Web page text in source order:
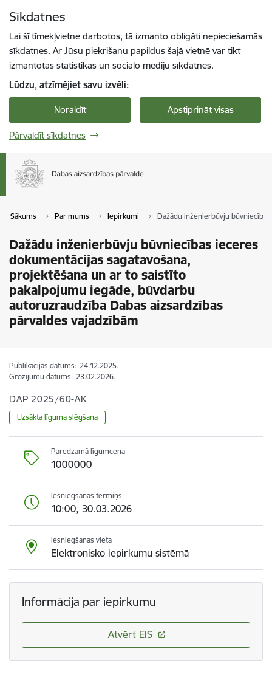
Sīkdatnes
Lai šī tīmekļvietne darbotos, tā izmanto obligāti nepieciešamās
sīkdatnes. Ar Jūsu piekrišanu papildus šajā vietnē var tikt
izmantotas statistikas un sociālo mediju sīkdatnes.
Lūdzu, atzīmējiet savu izvēli:
Noraidīt Apstiprināt visas
Pārvaldīt sīkdatnes
Sākums Par mums Iepirkumi Dažādu inženierbūvju
Dažādu inženierbūvju būvniecības ieceres
dokumentācijas sagatavošana,
projektēšana un ar to saistīto
pakalpojumu iegāde, būvdarbu
autoruzraudzība Dabas aizsardzības
pārvaldes vajadzībām
Publikācijas datums: 24.12.2025.
Grozījumu datums: 23.02.2026.
DAP 2025/60-AK
Uzsākta līguma slēgšana
Paredzamā līgumcena
1000000
Iesniegšanas termiņš
10:00, 30.03.2026
Iesniegšanas vieta
Elektronisko iepirkumu sistēmā
Informācija par iepirkumu
Atvērt EIS